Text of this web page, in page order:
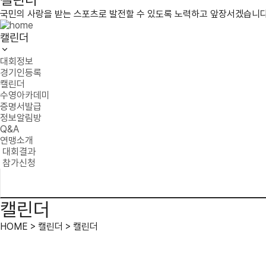
국민의 사랑을 받는 스포츠로 발전할 수 있도록 노력하고 앞장서겠습니
캘린더
대회정보
경기인등록
캘린더
수영아카데미
증명서발급
정보알림방
Q&A
연맹소개
대회결과
참가신청
캘린더
HOME > 캘린더 > 캘린더